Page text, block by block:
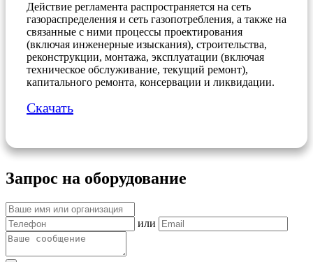
Действие регламента распространяется на сеть
газораспределения и сеть газопотребления, а также на
связанные с ними процессы проектирования
(включая инженерные изыскания), строительства,
реконструкции, монтажа, эксплуатации (включая
техническое обслуживание, текущий ремонт),
капитального ремонта, консервации и ликвидации.
Скачать
Запрос на оборудование
или